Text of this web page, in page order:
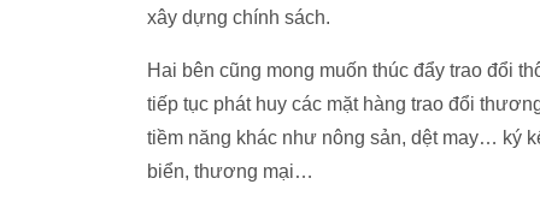
xây dựng chính sách.
Hai bên cũng mong muốn thúc đẩy trao đổi
tiếp tục phát huy các mặt hàng trao đổi
tiềm năng khác như nông sản, dệt may… ký
biển, thương mại…